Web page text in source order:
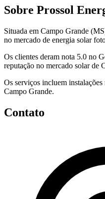
Sobre Prossol
Situada em Campo Grande
no mercado de energia solar
Os clientes deram nota 5.0 no
reputação no mercado solar de
Os serviços incluem
Campo Grande.
Contato